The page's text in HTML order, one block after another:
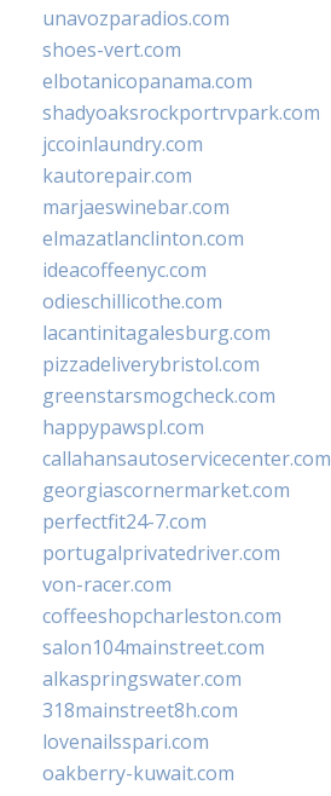
unavozparadios.com
shoes-vert.com
elbotanicopanama.com
shadyoaksrockportrvpark.com
jccoinlaundry.com
kautorepair.com
marjaeswinebar.com
elmazatlanclinton.com
ideacoffeenyc.com
odieschillicothe.com
lacantinitagalesburg.com
pizzadeliverybristol.com
greenstarsmogcheck.com
happypawspl.com
callahansautoservicecenter.com
georgiascornermarket.com
perfectfit24-7.com
portugalprivatedriver.com
von-racer.com
coffeeshopcharleston.com
salon104mainstreet.com
alkaspringswater.com
318mainstreet8h.com
lovenailsspari.com
oakberry-kuwait.com